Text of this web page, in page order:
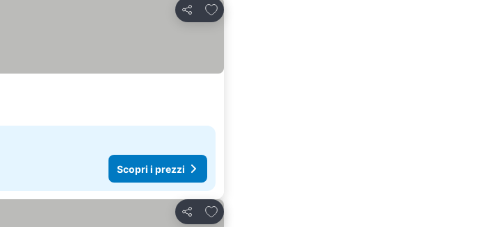
Condividi
Aggiungi ai preferiti
Scopri i prezzi
Condividi
Aggiungi ai preferiti